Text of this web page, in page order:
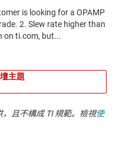
主題
且不構成 TI 規範。檢視使